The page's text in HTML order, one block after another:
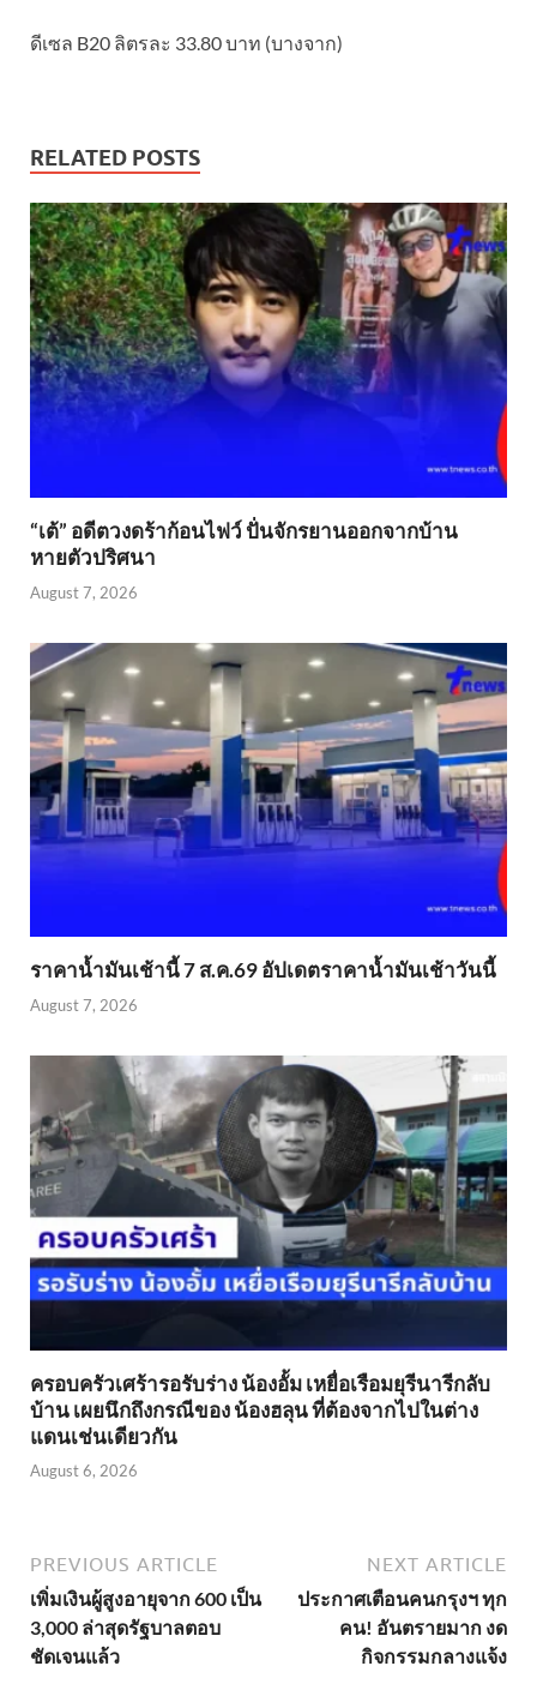
ดีเซล B20 ลิตรละ 33.80 บาท (บางจาก)
RELATED POSTS
“เต้” อดีตวงดร้าก้อนไฟว์ ปั่นจักรยานออกจากบ้าน
หายตัวปริศนา
August 7, 2026
ราคาน้ำมันเช้านี้ 7 ส.ค.69 อัปเดตราคาน้ำมันเช้าวันนี้
August 7, 2026
ครอบครัวเศร้ารอรับร่าง น้องอั้ม เหยื่อเรือมยุรีนารีกลับ
บ้าน เผยนึกถึงกรณีของ น้องฮลุน ที่ต้องจากไปในต่าง
แดนเช่นเดียวกัน
August 6, 2026
PREVIOUS ARTICLE
เพิ่มเงินผู้สูงอายุจาก 600 เป็น
3,000 ล่าสุดรัฐบาลตอบ
ชัดเจนแล้ว
NEXT ARTICLE
ประกาศเตือนคนกรุงฯ ทุก
คน! อันตรายมาก งด
กิจกรรมกลางแจ้ง